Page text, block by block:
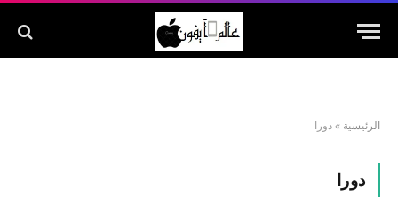
الرئيسية »دورا
دورا